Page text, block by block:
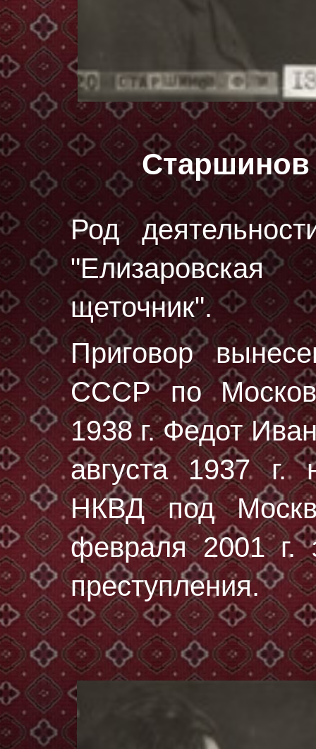
Род
щеточник".
Приговор
СССР по
1938 г. Федот
августа 1937 г.
НКВД под
февраля 2001 г.
преступления.